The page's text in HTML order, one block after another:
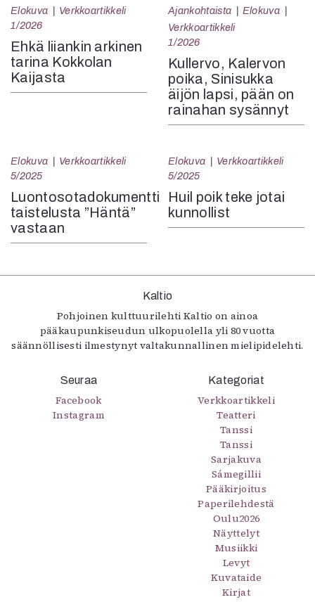
Elokuva
Verkkoartikkeli
1/2026
Ehkä liiankin arkinen
tarina Kokkolan
Kaijasta
Ajankohtaista
Elokuva
Verkkoartikkeli
1/2026
Kullervo, Kalervon
poika, Sinisukka
äijön lapsi, pään on
rainahan sysännyt
Elokuva
Verkkoartikkeli
5/2025
Luontosotadokumentti
taistelusta ”Häntä”
vastaan
Elokuva
Verkkoartikkeli
5/2025
Huil poik teke jotai
kunnollist
Kaltio
Pohjoinen kulttuurilehti Kaltio on ainoa
pääkaupunkiseudun ulkopuolella yli 80 vuotta
säännöllisesti ilmestynyt valtakunnallinen mielipidelehti.
Seuraa
Facebook
Instagram
Kategoriat
Verkkoartikkeli
Teatteri
Tanssi
Tanssi
Sarjakuva
Sámegillii
Pääkirjoitus
Paperilehdestä
Oulu2026
Näyttelyt
Musiikki
Levyt
Kuvataide
Kirjat